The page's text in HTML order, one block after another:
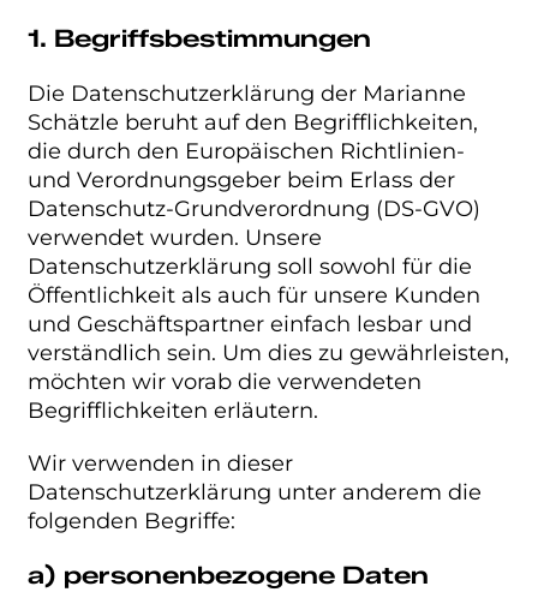
1. Begriffsbestimmungen
Die Datenschutzerklärung der Marianne
Schätzle beruht auf den Begrifflichkeiten,
die durch den Europäischen Richtlinien-
und Verordnungsgeber beim Erlass der
Datenschutz-Grundverordnung (DS-GVO)
verwendet wurden. Unsere
Datenschutzerklärung soll sowohl für die
Öffentlichkeit als auch für unsere Kunden
und Geschäftspartner einfach lesbar und
verständlich sein. Um dies zu gewährleisten,
möchten wir vorab die verwendeten
Begrifflichkeiten erläutern.
Wir verwenden in dieser
Datenschutzerklärung unter anderem die
folgenden Begriffe:
a) personenbezogene Daten